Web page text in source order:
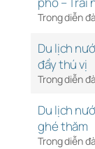
Trong diễn
Du lịch
đầy thú vị
Trong diễn
Du lịch
ghé thăm
Trong diễn